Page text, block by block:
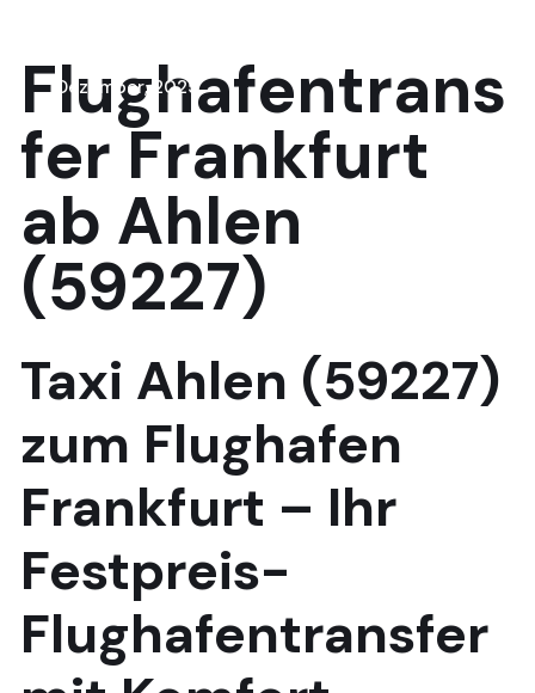
8
Dezember, 2025
Flughafentrans
fer Frankfurt
ab Ahlen
(59227)
Taxi Ahlen (59227)
zum Flughafen
Frankfurt – Ihr
Festpreis-
Flughafentransfer